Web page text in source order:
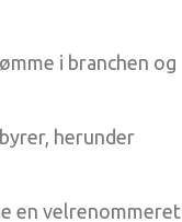
i branchen og
herunder
en velrenommeret